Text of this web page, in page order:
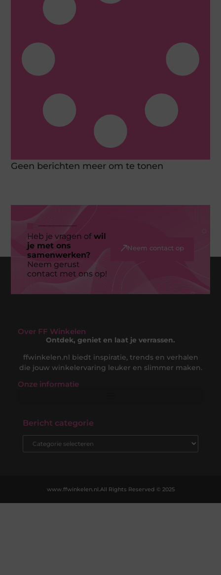
Geen berichten meer om te tonen
Heb je vragen ofwil
je met ons
samenwerken?
Neem gerust
contact met ons op!
Neem contact op
Over FF Winkelen
Ontdek, geniet en laat je verrassen.
ffwinkelen.nl biedt inspiratie, trends en verhalen
die jouw winkelervaring leuker en slimmer maken.
Onze informatie
Bericht categorie
All Rights Reserved © 2025
www.ffwinkelen.nl.